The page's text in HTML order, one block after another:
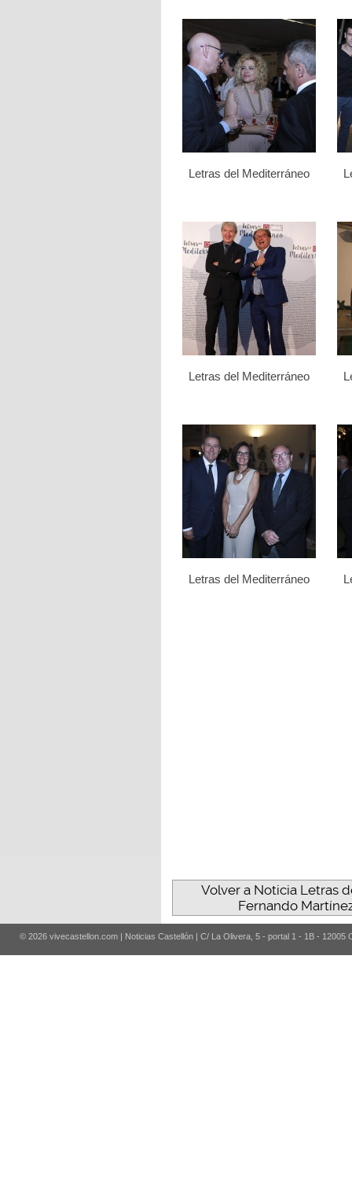
Letras del Mediterráneo
Letras del Mediterráneo
Letras del Mediterráneo
Volver a Noticia Letras
Fernando
© 2026 vivecastellon.com | Noticias Castellón | C/ La Olivera, 5 - portal 1 - 1B - 12005